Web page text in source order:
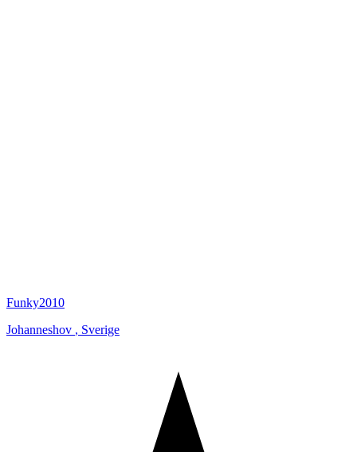
Funky2010
Johanneshov , Sverige